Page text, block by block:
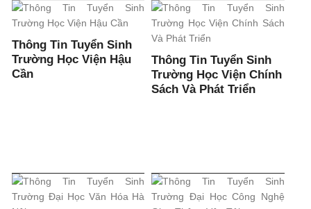
Thông Tin Tuyển Sinh
Trường Học Viện Hậu
Cần
Thông Tin Tuyển Sinh
Trường Học Viện Chính
Sách Và Phát Triển